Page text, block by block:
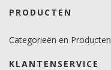
PRODUCTEN
Categorieën en Producten
KLANTENSERVICE